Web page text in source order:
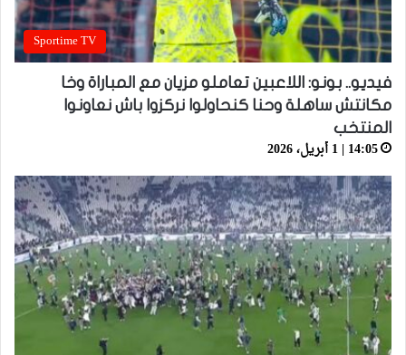
Sportime TV
فيديو.. بونو: اللاعبين تعاملو مزيان مع المباراة وخا
مكانتش ساهلة وحنا كنحاولوا نركزوا باش نعاونوا
المنتخب
14:05 | 1 أبريل، 2026